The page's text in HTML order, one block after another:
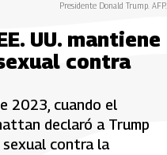
Presidente Donald Trump. AFP.
UU. mantiene
contra
2023, cuando el
declaró a Trump
sexual contra la